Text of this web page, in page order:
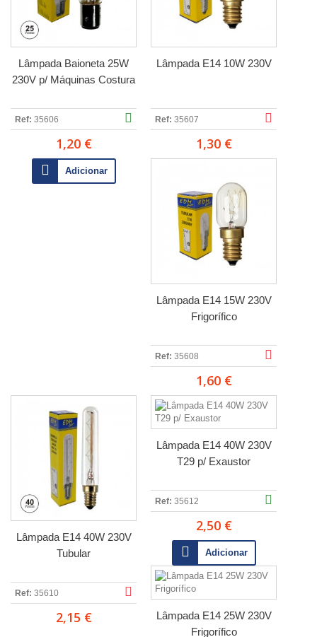
Lâmpada Baioneta 25W
230V p/ Máquinas Costura
Ref: 35606
1,20 €
Adicionar
Lâmpada E14 10W 230V
Ref: 35607
1,30 €
Lâmpada E14 15W 230V
Frigorífico
Ref: 35608
1,60 €
Lâmpada E14 40W 230V
Tubular
Ref: 35610
2,15 €
Lâmpada E14 40W 230V
T29 p/ Exaustor
Ref: 35612
2,50 €
Adicionar
Lâmpada E14 25W 230V
Frigorífico